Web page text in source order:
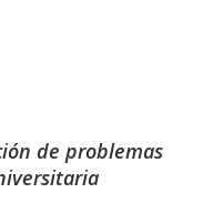
de problemas